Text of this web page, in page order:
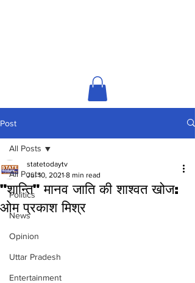
Post
All Posts
Politics
News
Opinion
Uttar Pradesh
Entertainment
All Posts
"शान्ति" मानव जाति की शाश्वत खोज:
ओम प्रकाश मिश्र
statetodaytv
Jul 10, 2021 8 min read